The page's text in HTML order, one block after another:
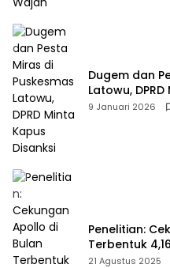
Dugem dan
Latowu,
9 Januari 2026
Penelitian:
Terbentuk
21 Agustus 2025